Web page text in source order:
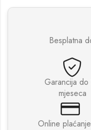
Besplatna
Garancija
mjeseca
Online